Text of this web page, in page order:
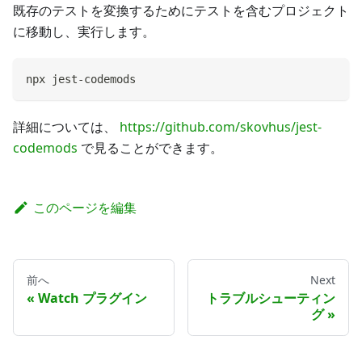
既存のテストを変換するためにテストを含むプロジェクト
に移動し、実行します。
npx jest-codemods
詳細については、
https://github.com/skovhus/jest-
codemods で見ることができます。
このページを編集
前へ
Watch プラグイン
Next
トラブルシューティン
グ